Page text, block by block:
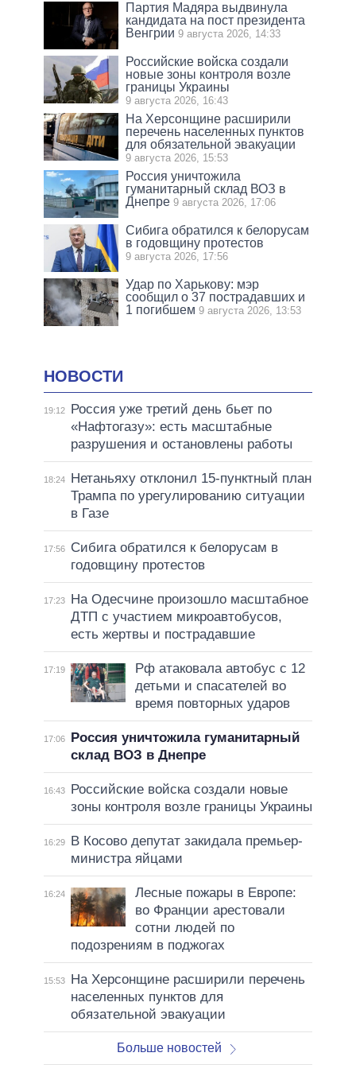
Партия Мадяра выдвинула
кандидата на пост президента
Венгрии 9 августа 2026, 14:33
Российские войска создали
новые зоны контроля возле
границы Украины
9 августа 2026, 16:43
На Херсонщине расширили
перечень населенных пунктов
для обязательной эвакуации
9 августа 2026, 15:53
Россия уничтожила
гуманитарный склад ВОЗ в
Днепре 9 августа 2026, 17:06
Сибига обратился к белорусам
в годовщину протестов
9 августа 2026, 17:56
Удар по Харькову: мэр
сообщил о 37 пострадавших и
1 погибшем 9 августа 2026, 13:53
НОВОСТИ
19:12
Россия уже третий день бьет по
«Нафтогазу»: есть масштабные
разрушения и остановлены работы
18:24
Нетаньяху отклонил 15-пунктный план
Трампа по урегулированию ситуации
в Газе
17:56
Сибига обратился к белорусам в
годовщину протестов
17:23
На Одесчине произошло масштабное
ДТП с участием микроавтобусов,
есть жертвы и пострадавшие
17:19
Рф атаковала автобус с 12
детьми и спасателей во
время повторных ударов
17:06
Россия уничтожила гуманитарный
склад ВОЗ в Днепре
16:43
Российские войска создали новые
зоны контроля возле границы Украины
16:29
В Косово депутат закидала премьер-
министра яйцами
16:24
Лесные пожары в Европе:
во Франции арестовали
сотни людей по
подозрениям в поджогах
15:53
На Херсонщине расширили перечень
населенных пунктов для
обязательной эвакуации
Больше новостей